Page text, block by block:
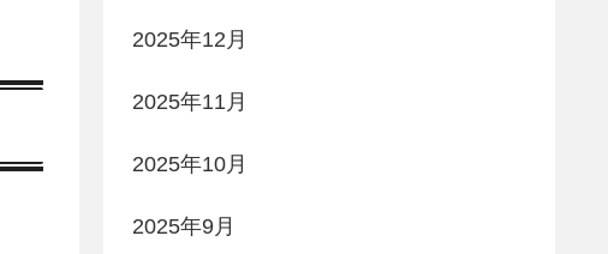
2025年12月
2025年11月
2025年10月
2025年9月